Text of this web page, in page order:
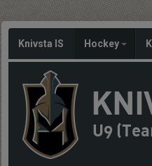
Knivsta IS Hockey
U9